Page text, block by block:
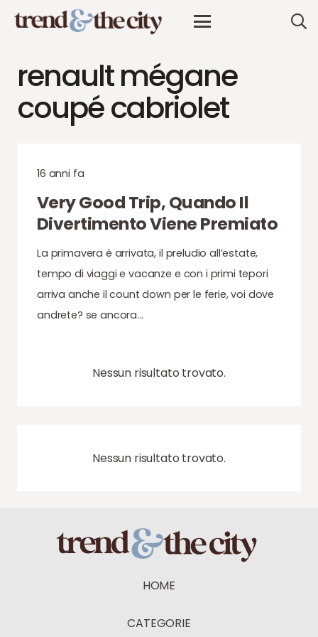
renault mégane
coupé cabriolet
16 anni fa
Very Good Trip, Quando Il
Divertimento Viene Premiato
La primavera è arrivata, il preludio all’estate,
tempo di viaggi e vacanze e con i primi tepori
arriva anche il count down per le ferie, voi dove
andrete? se ancora…
Nessun risultato trovato.
Nessun risultato trovato.
HOME
CATEGORIE